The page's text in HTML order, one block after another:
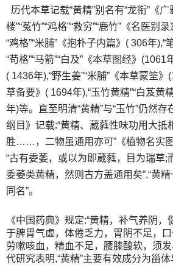
历代本草记载“黄精”别名有“龙衔”《
楼”“菟竹”“鸡格”“救穷”“鹿竹”《名医别录
“鸡格”“米脯”《抱朴子内篇》( 306年),“
“苟格”“马箭”“白及”《本草图经》(1061
( 1436年),“野生姜”“米脯”《本草蒙筌》
草备要》( 1694年),“玉竹黄精”“白芨黄
年)等。直至明清“黄精”与“玉竹”仍然
纲目》记载:“黄精、葳蕤性味功用大抵
胜……，二物虽通用亦可”《植物名实
“古有委萎，或以为即葳蕤，目为瑞草;
委萎类黄精，然则古方盖通用矣”,“黄
同名”。
《中国药典》规定:“黄精，补气养阴，
于脾胃气虚，体倦乏力，胃阴不足，口
劳嗽咳血，精血不足，腰膝酸软，须
代研究表明,“黄精”主要有效成分为甾体